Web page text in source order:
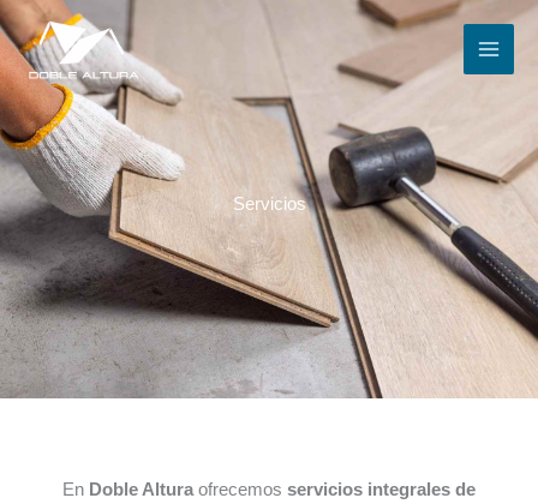
Ir
al
contenido
Servicios
En Doble Altura ofrecemos servicios integrales de